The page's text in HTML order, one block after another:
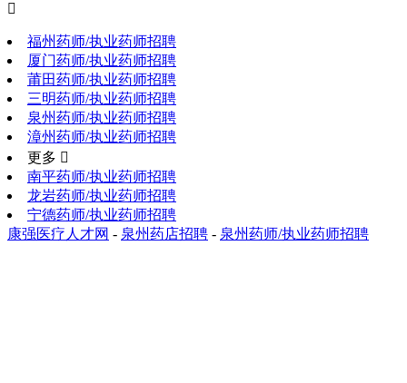

福州药师/执业药师招聘
厦门药师/执业药师招聘
莆田药师/执业药师招聘
三明药师/执业药师招聘
泉州药师/执业药师招聘
漳州药师/执业药师招聘
更多 
南平药师/执业药师招聘
龙岩药师/执业药师招聘
宁德药师/执业药师招聘
康强医疗人才网 - 泉州药店招聘 - 泉州药师/执业药师招聘